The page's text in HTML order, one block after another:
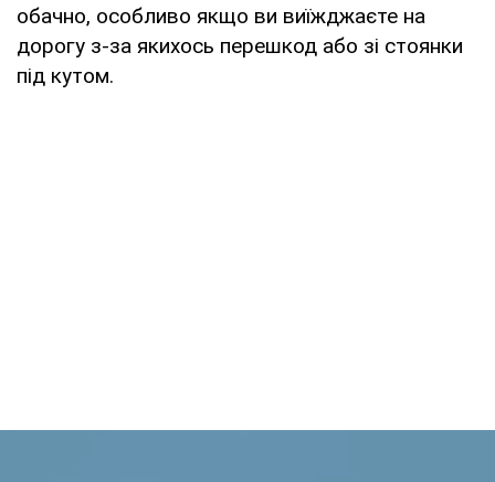
обачно, особливо якщо ви виїжджаєте на
дорогу з-за якихось перешкод або зі стоянки
під кутом.